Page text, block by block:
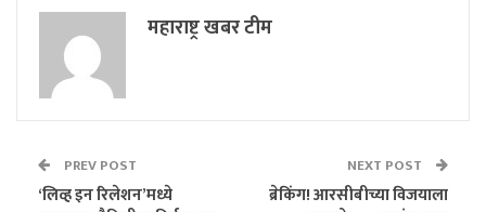
महाराष्ट्र खबर टीम
PREV POST
‘लिव्ह इन रिलेशन’मध्ये
NEXT POST
ब्रेकिंग! आरसीबीच्या विजयाला